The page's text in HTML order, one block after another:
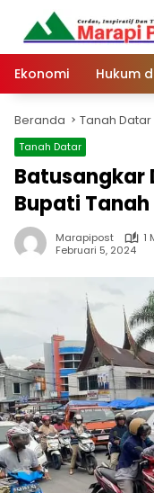
Langsung
konten
Ekonomi
Hukum
Beranda Tanah Datar
Tanah Datar
Batusangkar
Bupati
Marapipost
1
Februari 5, 2024